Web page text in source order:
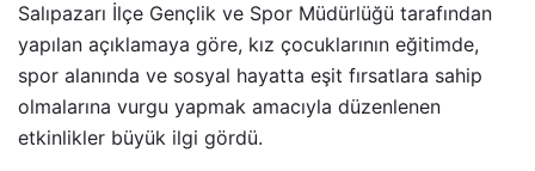
Salıpazarı İlçe Gençlik ve Spor Müdürlüğü tarafından
yapılan açıklamaya göre, kız çocuklarının eğitimde,
spor alanında ve sosyal hayatta eşit fırsatlara sahip
olmalarına vurgu yapmak amacıyla düzenlenen
etkinlikler büyük ilgi gördü.